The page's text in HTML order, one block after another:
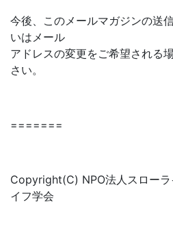
今後、このメールマガジンの送
いはメール
アドレスの変更をご希望される
さい。
=======
Copyright(C) NPO法人スロー
イフ学会